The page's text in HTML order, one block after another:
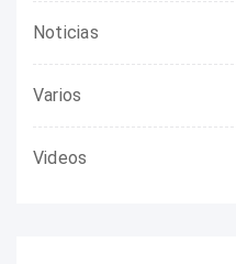
Noticias
Varios
Videos